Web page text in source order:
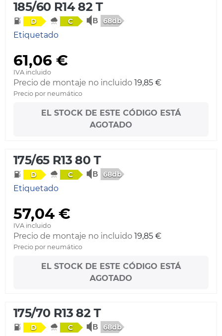
185/60 R14 82 T
D C 68db
Etiquetado
61,06 €
IVA incluido
Precio de montaje no incluido 19,85 €
Precio por neumático
EL STOCK DE ESTE CÓDIGO ESTÁ
AGOTADO
175/65 R13 80 T
D C 68db
Etiquetado
57,04 €
IVA incluido
Precio de montaje no incluido 19,85 €
Precio por neumático
EL STOCK DE ESTE CÓDIGO ESTÁ
AGOTADO
175/70 R13 82 T
D C 68db